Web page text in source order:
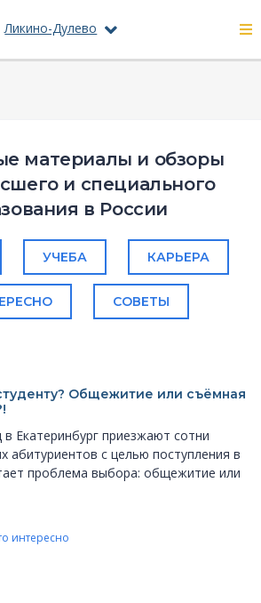
Ликино-Дулево
материалы и обзоры
и специального
в России
УЧЕБА КАРЬЕРА
СОВЕТЫ
Общежитие или съёмная
Екатеринбург приезжают сотни
абитуриентов с целью поступления в
проблема выбора: общежитие или
интересно